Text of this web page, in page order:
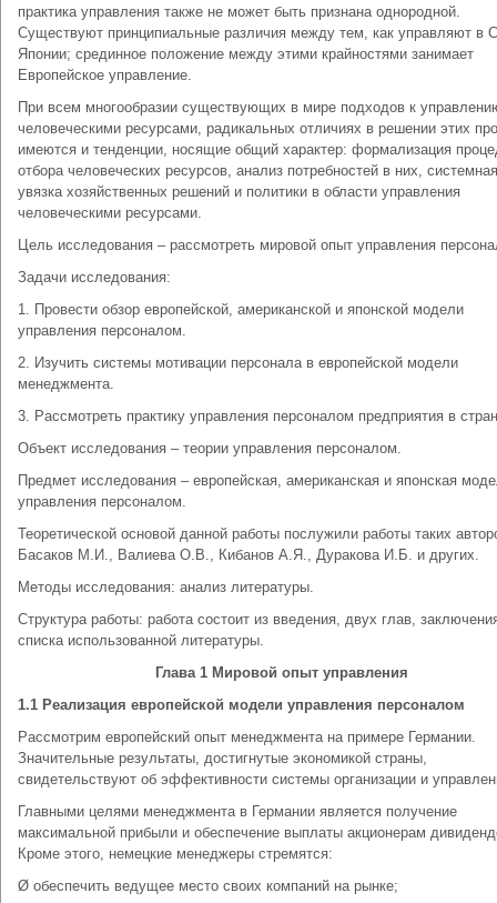
практика управления также не может быть признана однородной.
Существуют принципиальные различия между тем, как управляют в
Японии; срединное положение между этими крайностями занимает
Европейское управление.
При всем многообразии существующих в мире подходов к
человеческими ресурсами, радикальных отличиях в решении этих
имеются и тенденции, носящие общий характер: формализация
отбора человеческих ресурсов, анализ потребностей в них, системная
увязка хозяйственных решений и политики в области управления
человеческими ресурсами.
Цель исследования – рассмотреть мировой опыт управления
Задачи исследования:
1. Провести обзор европейской, американской и японской модели
управления персоналом.
2. Изучить системы мотивации персонала в европейской модели
менеджмента.
3. Рассмотреть практику управления персоналом предприятия в
Объект исследования – теории управления персоналом.
Предмет исследования – европейская, американская и японская
управления персоналом.
Теоретической основой данной работы послужили работы таких
Басаков М.И., Валиева О.В., Кибанов А.Я., Дуракова И.Б. и других.
Методы исследования: анализ литературы.
Структура работы: работа состоит из введения, двух глав,
списка использованной литературы.
Глава 1 Мировой опыт управления
1.1 Реализация европейской модели управления персоналом
Рассмотрим европейский опыт менеджмента на примере Германии.
Значительные результаты, достигнутые экономикой страны,
свидетельствуют об эффективности системы организации и
Главными целями менеджмента в Германии является получение
максимальной прибыли и обеспечение выплаты акционерам
Кроме этого, немецкие менеджеры стремятся:
Ø обеспечить ведущее место своих компаний на рынке;